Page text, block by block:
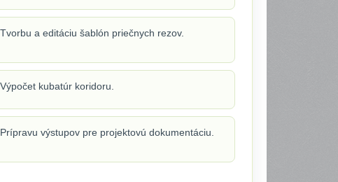
Tvorbu a editáciu šablón priečnych rezov.
Výpočet kubatúr koridoru.
Prípravu výstupov pre projektovú dokumentáciu.